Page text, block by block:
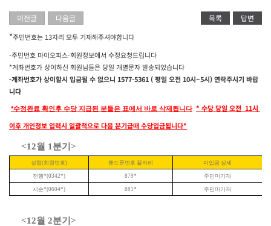
이전글 다음글 목록 답변
*주민번호는 13자리 모두 기재해주셔야합니다
-주민번호 마이오피스-회원정보에서 수정요청드립니다
*계좌번호가 상이하신 회원님들은 당일 개별문자 발송되었습니다
-계좌번호가 상이할시 입금될 수 없으니 1577-5361 ( 평일 오전 10시~5시) 연락주시기 바랍
니다
*수정완료 확인후 수당 지급된 분들은 표에서 바로 삭제됩니다 * 수당 당일 오전 11시
이후 개인정보 입력시 일괄적으로 다음 분기급때 수당입금됩니다*
<12월 1분기>
성함(회원번호) 핸드폰번호 끝자리 미입금 상세
전행*(0342*) 879* 주민미기재
서순*(0604*) 881* 주민미기재
<12월 2분기>